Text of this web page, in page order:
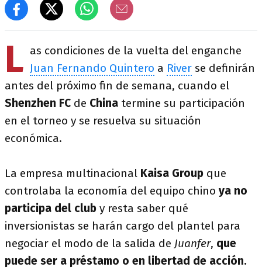
L as condiciones de la vuelta del enganche
Juan Fernando Quintero a River se definirán
antes del próximo fin de semana, cuando el
Shenzhen FC de China termine su participación
en el torneo y se resuelva su situación
económica.
La empresa multinacional Kaisa Group que
controlaba la economía del equipo chino ya no
participa del club y resta saber qué
inversionistas se harán cargo del plantel para
negociar el modo de la salida de Juanfer, que
puede ser a préstamo o en libertad de acción.